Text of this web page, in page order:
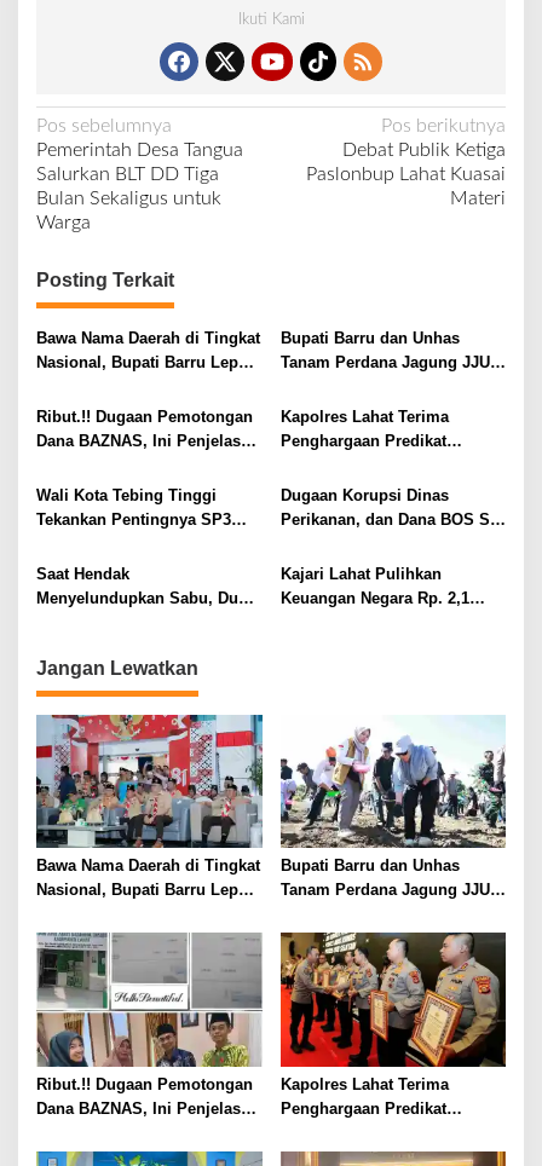
Ikuti Kami
N
a
v
i
g
a
s
i
p
o
Pos sebelumnya
Pemerintah Desa Tangua
Salurkan BLT DD Tiga
Bulan Sekaligus untuk
Warga
Pos berikutnya
Debat Publik Ketiga
Paslonbup Lahat Kuasai
Materi
Posting Terkait
Bawa Nama Daerah di Tingkat
Nasional, Bupati Barru Lepas
XII
Bupati Barru dan Unhas
Tanam Perdana Jagung JJUH,
dan Kesejahteraan Petani
Ribut.!! Dugaan Pemotongan
Dana BAZNAS, Ini Penjelasan
Kapolres Lahat Terima
Penghargaan Predikat
Sumsel Tahun 2026
Wali Kota Tebing Tinggi
Tekankan Pentingnya SP3
Dugaan Korupsi Dinas
Perikanan, dan Dana BOS SD
Terus Dipertajam Kajari Lahat
Saat Hendak
Menyelundupkan Sabu, Dua
Kajari Lahat Pulihkan
Keuangan Negara Rp. 2,1
Jangan Lewatkan
Bawa Nama Daerah di Tingkat
Nasional, Bupati Barru Lepas
XII
Bupati Barru dan Unhas
Tanam Perdana Jagung JJUH,
dan Kesejahteraan Petani
Ribut.!! Dugaan Pemotongan
Dana BAZNAS, Ini Penjelasan
Kapolres Lahat Terima
Penghargaan Predikat
Sumsel Tahun 2026